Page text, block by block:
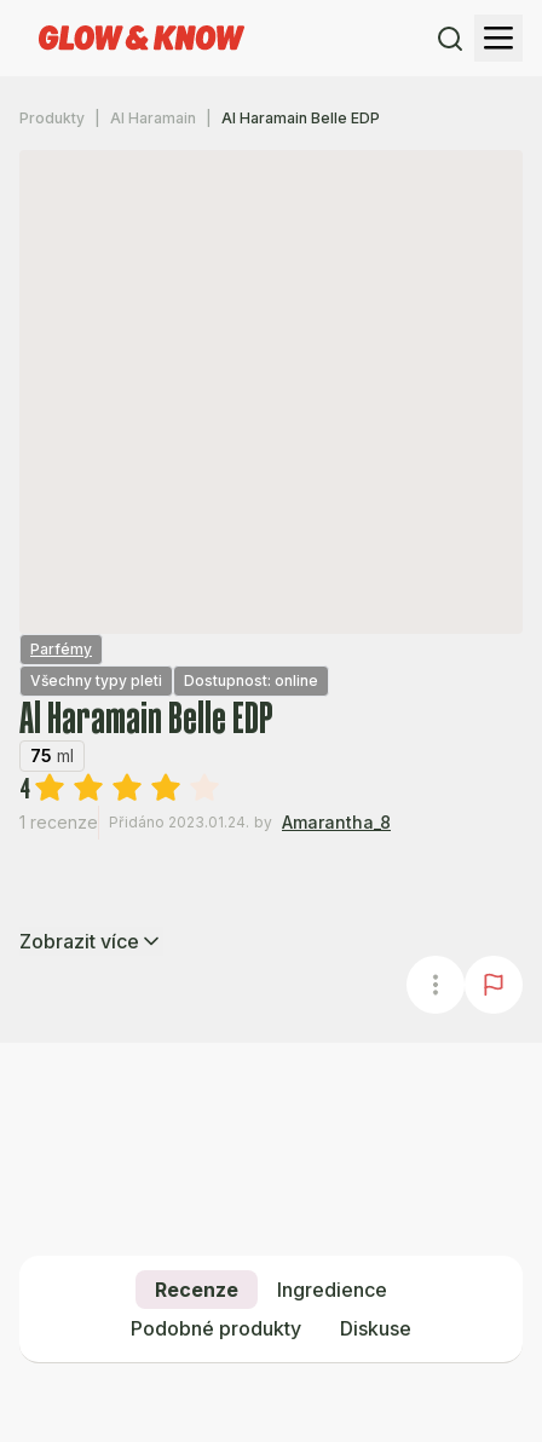
Produkty Al Haramain Al Haramain Belle EDP
Parfémy
Všechny typy pleti
Dostupnost: online
Al Haramain Belle EDP
75 ml
4
1 recenze Přidáno 2023.01.24. by Amarantha_8
Zobrazit více
Recenze
Ingredience
Podobné produkty
Diskuse